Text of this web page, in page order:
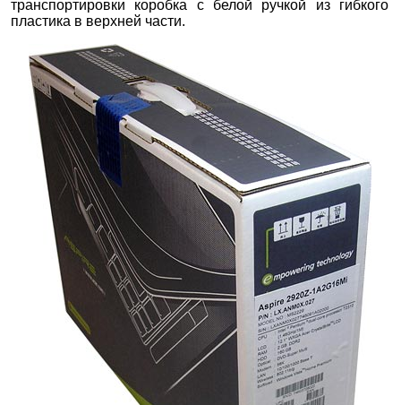
транспортировки коробка с белой ручкой из гибкого
пластика в верхней части.